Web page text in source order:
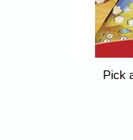
Pick